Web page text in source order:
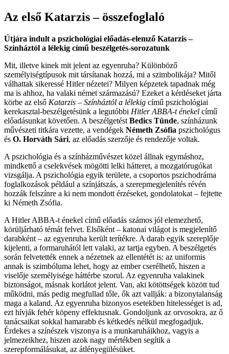
Az első Katarzis – összefoglaló
Útjára indult a pszichológiai előadás-elemző Katarzis –
Színháztól a lélekig című beszélgetés-sorozatunk
Mit, illetve kinek mit jelent az egyenruha? Különböző
személyiségtípusok mit társítanak hozzá, mi a szimbolikája? Mitől
válhattak sikeressé Hitler nézetei? Milyen képzetek tapadnak még
ma is ahhoz, ha valaki német származású? Ezeket a kérdéseket járta
körbe az első Katarzis – Színháztól a lélekig című pszichológiai
kerekasztal-beszélgetésünk a legutóbbi Hitler ABBA-t énekel című
előadásunkat követően. A beszélgetést Bedics Tünde, színházunk
művészeti titkára vezette, a vendégek Németh Zsófia pszichológus
és O. Horváth Sári, az előadás szerzője és rendezője voltak.
A pszichológia és a színházművészet közel állnak egymáshoz,
mindkettő a cselekvések mögötti lelki hátteret, a mozgatórugókat
vizsgálja. A pszichológia egyik területe, a csoportos pszichodráma
foglalkozások például a színjátszás, a szerepmegjelenítés révén
hozzák felszínre a ki nem mondott érzéseket, gondolatokat – fejtette
ki Németh Zsófia.
A Hitler ABBA-t énekel című előadás számos jól elemezhető,
körüljárható témát felvet. Elsőként – katonai világot is megjelenítő
darabként – az egyenruha került terítékre. A darab egyik szereplője
kijelenti, a formaruhától lett valaki, az tartja egyben. A beszélgetés
során felvetették ennek a nézetnek az ellentétét is: az uniformis
annak is szimbóluma lehet, hogy az ember cserélhető, hiszen a
viselője személyisége háttérbe szorul. Az egyenruha valakinek
biztonságot, másnak korlátot jelent. Van, aki kötöttségek között tud
működni, más pedig megfullad tőle, ők azt vallják: a bizonytalanság
maga a kaland. Az egyenruha bizonyos esetekben hitelességet is ad,
ezt hívják fehér köpeny effektusnak. Gondoljunk az orvosokra, az ő
tanácsaikat sokkal hamarabb és kétkedés nélkül megfogadjuk.
Érdekes a színészek viszonya is a munkaruháikhoz, vagyis a
jelmezeikhez, hiszen azok nagy mértékben segítik a
szerepformálásukat, az átlényegülésüket.